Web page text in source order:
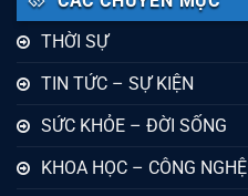
THỜI SỰ
TIN TỨC – SỰ KIỆN
SỨC KHỎE – ĐỜI SỐNG
KHOA HỌC – CÔNG NGHỆ